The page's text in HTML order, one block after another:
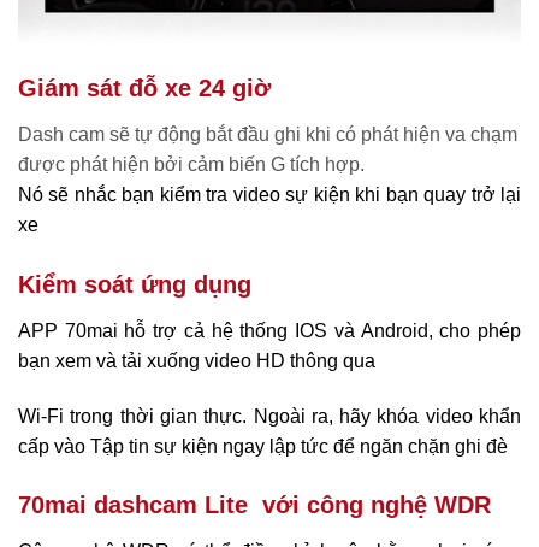
Giám sát đỗ xe 24 giờ
Dash cam sẽ tự động bắt đầu ghi khi có phát hiện va chạm
được phát hiện bởi cảm biến G tích hợp.
Nó sẽ nhắc bạn kiểm tra video sự kiện khi bạn quay trở lại
xe
Kiểm soát ứng dụng
APP 70mai hỗ trợ cả hệ thống IOS và Android, cho phép
bạn xem và tải xuống video HD thông qua
Wi-Fi trong thời gian thực. Ngoài ra, hãy khóa video khẩn
cấp vào Tập tin sự kiện ngay lập tức để ngăn chặn ghi đè
70mai dashcam Lite với công nghệ WDR